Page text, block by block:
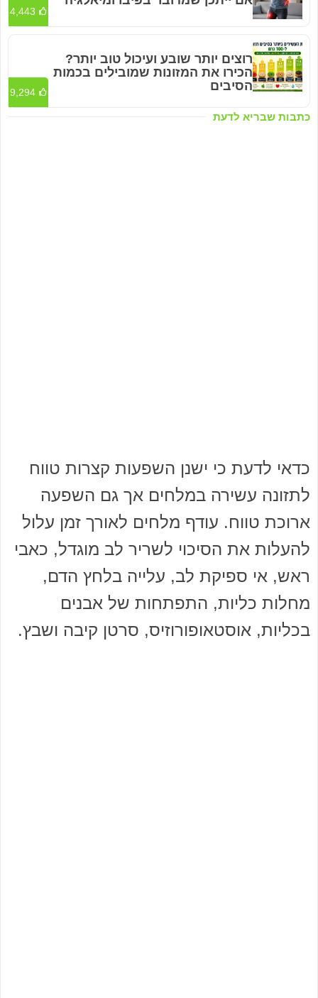
כתבות שבריא לדעת
4,443
רוצים יותר שובע ועיכול טוב יותר?
הכירו את המזונות שמובילים בכמות
הסיבים
9,294
כדאי לדעת כי ישנן השפעות קצרות טווח
לתזונה עשירה במלחים אך גם השפעה
ארוכת טווח. עודף מלחים לאורך זמן עלול
להעלות את הסיכוי לשריר לב מוגדל, כאבי
ראש, אי ספיקת לב, עלייה בלחץ הדם,
מחלות כליות, התפתחות של אבנים
בכליות, אוסטאופורוזיס, סרטן קיבה ושבץ.